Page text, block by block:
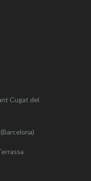
Cugat del